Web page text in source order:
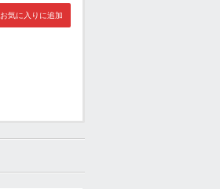
お気に入りに追加